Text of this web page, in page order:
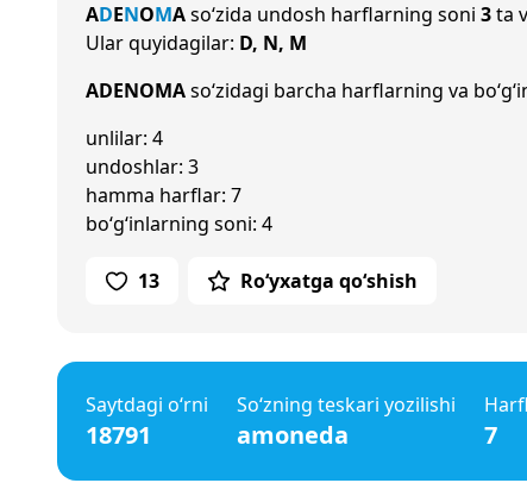
ADENOMAso‘zida undosh harflarning soni 3ta
Ular quyidagilar: D, N, M
ADENOMAso‘zidagi barcha harflarning va
unlilar: 4
undoshlar: 3
hamma harflar: 7
bo‘g‘inlarning soni: 4
13 Ro‘yxatga qo‘shish
Saytdagi o‘rni
18791
So‘zning teskari yozilishi
amoneda 7